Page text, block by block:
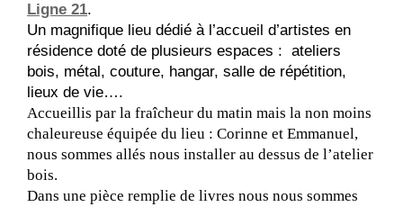
Ligne 21.
Un magnifique lieu dédié à l’accueil d’artistes en
résidence doté de plusieurs espaces : ateliers
bois, métal, couture, hangar, salle de répétition,
lieux de vie….
Accueillis par la fraîcheur du matin mais la non moins
chaleureuse équipée du lieu : Corinne et Emmanuel,
nous sommes allés nous installer au dessus de l’atelier
bois.
Dans une pièce remplie de livres nous nous sommes